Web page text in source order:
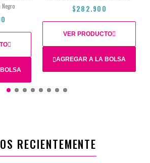
$282.900
AGREGAR A LA BOLSA
VER PRODUCTO
RECIENTEMENTE